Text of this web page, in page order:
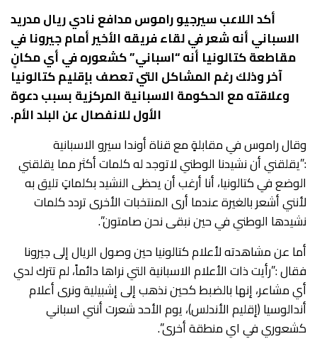
أكد اللاعب سيرجيو راموس مدافع نادي ريال مدريد
الاسباني أنه شعر في لقاء فريقه الأخير أمام جيرونا في
مقاطعة كتالونيا أنه “اسباني” كشعوره في أي مكانٍ
آخر وذلك رغم المشاكل التي تعصف بإقليم كتالونيا
وعلاقته مع الحكومة الاسبانية المركزية بسبب دعوة
الأول للانفصال عن البلد الأم.
وقال راموس في مقابلةٍ مع قناة أوندا سيرو الاسبانية
:”يقلقني أن نشيدنا الوطني لاتوجد له كلمات أكثر مما يقلقني
الوضع في كتالونيا، أنا أرغب أن يحظى النشيد بكلماتٍ تليق به
لأنني أشعر بالغيرة عندما أرى المنتخبات الأخرى تردد كلمات
نشيدها الوطني في حين نبقى نحن صامتون”.
أما عن مشاهدته لأعلام كتالونيا حين وصول الريال إلى جيرونا
فقال :”رأيت ذات الأعلام الاسبانية التي نراها دائماً، لم تترك لدي
أي مشاعر، إنها بالضبط كحين نذهب إلى إشبيلية ونرى أعلام
أندالوسيا (إقليم الأندلس)، يوم الأحد شعرت أنني اسباني
كشعوري في اي منطقة أخرى”.